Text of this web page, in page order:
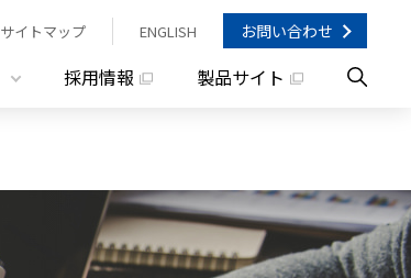
サイトマップ ENGLISH お問い合わせ
採用情報 製品サイト